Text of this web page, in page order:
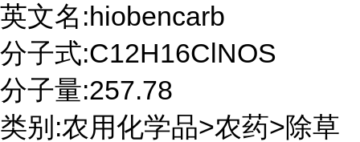
英文名:hiobencarb
分子式:C12H16ClNOS
分子量:257.78
类别:农用化学品>农药>除草